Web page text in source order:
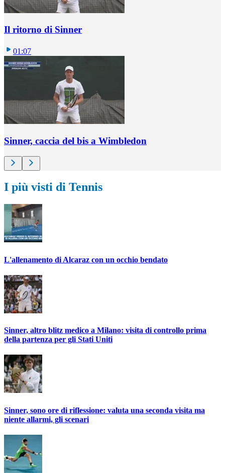
Il ritorno di Sinner
01:07
Sinner, caccia del bis a Wimbledon
I più visti di Tennis
L'allenamento di Alcaraz con un occhio bendato
Sinner, altro blitz medico a Milano: visita di controllo prima
della partenza per gli Stati Uniti
Sinner, sono ore di riflessione: valuta una seconda visita ma
niente allarmi, gli scenari